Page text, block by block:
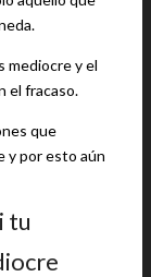
mediocre y el
el fracaso.
que
y por esto aún
tu